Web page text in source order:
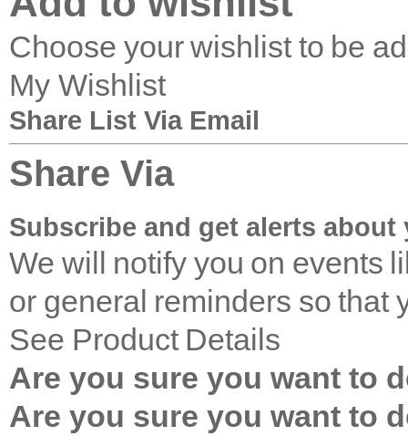
Choose your wishlist to be
My Wishlist
Share List Via Email
Share Via
Subscribe and get alerts
We will notify you on events
or general reminders so that
See Product Details
Are you sure you want to
Are you sure you want to